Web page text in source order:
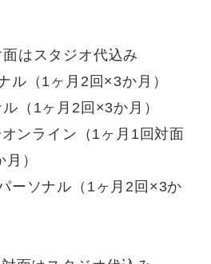
はスタジオ代込み
ル（1ヶ月2回×3か月）
（1ヶ月2回×3か月）
ンライン（1ヶ月1回対面
）
ーソナル（1ヶ月2回×3か